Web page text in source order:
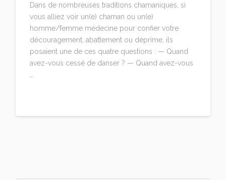
Dans de nombreuses traditions chamaniques, si
vous alliez voir un(e) chaman ou un(e)
homme/femme médecine pour confier votre
découragement, abattement ou déprime, ils
posaient une de ces quatre questions : — Quand
avez-vous cessé de danser ? — Quand avez-vous